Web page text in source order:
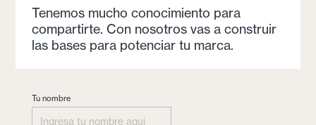
Tenemos mucho conocimiento para
compartirte. Con nosotros vas a construir
las bases para potenciar tu marca.
Tu nombre